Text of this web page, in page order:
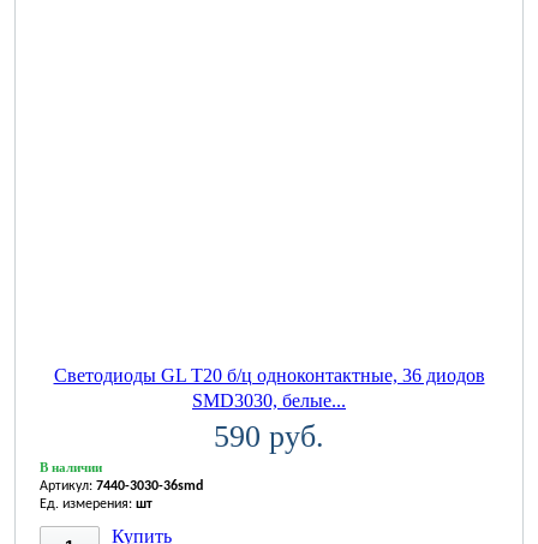
Светодиоды GL T20 б/ц одноконтактные, 36 диодов
SMD3030, белые...
590 руб.
В наличии
Артикул: 7440-3030-36smd
Ед. измерения: шт
Купить